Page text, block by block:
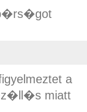
a
miatt